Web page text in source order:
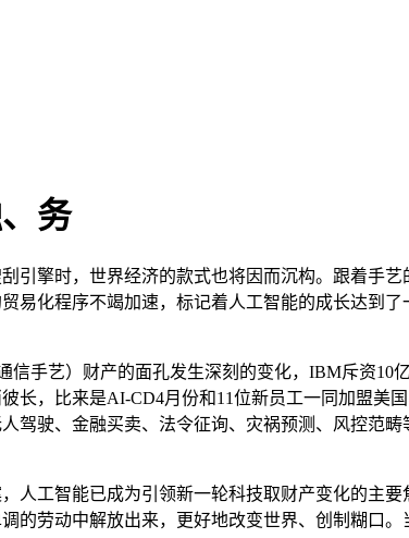
务
擎时，世界经济的款式也将因而沉构。跟着手艺
易化程序不竭加速，标记着人工智能的成长达到
艺）财产的面孔发生深刻的变化，IBM斥资10
长，比来是AI-CD4月份和11位新员工一同加盟
驾驶、金融买卖、法令征询、灾祸预测、风控范
工智能已成为引领新一轮科技取财产变化的主
的劳动中解放出来，更好地改变世界、创制糊口